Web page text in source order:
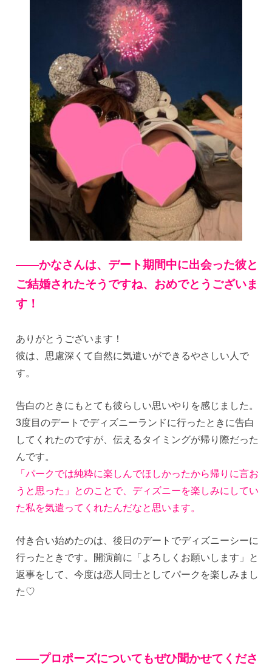
——かなさんは、デート期間中に出会った彼と
ご結婚されたそうですね、おめでとうございま
す！
ありがとうございます！
彼は、思慮深くて自然に気遣いができるやさしい人で
す。
告白のときにもとても彼らしい思いやりを感じました。
3度目のデートでディズニーランドに行ったときに告白
してくれたのですが、伝えるタイミングが帰り際だった
んです。
「パークでは純粋に楽しんでほしかったから帰りに言お
うと思った」とのことで、ディズニーを楽しみにしてい
た私を気遣ってくれたんだなと思います。
付き合い始めたのは、後日のデートでディズニーシーに
行ったときです。開演前に「よろしくお願いします」と
返事をして、今度は恋人同士としてパークを楽しみまし
た♡
——プロポーズについてもぜひ聞かせてくださ